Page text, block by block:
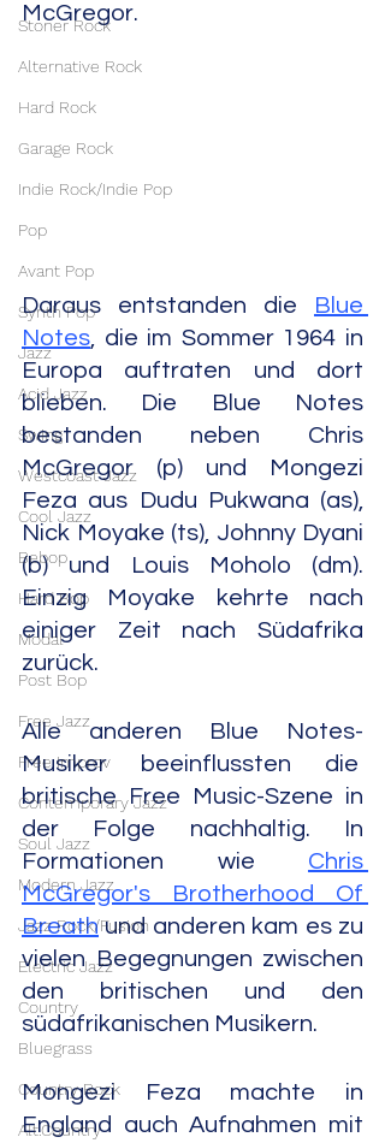
Stoner Rock
Alternative Rock
Hard Rock
Garage Rock
Indie Rock/Indie Pop
Pop
Avant Pop
Synth Pop
Jazz
Acid Jazz
Swing
Westcoast Jazz
Cool Jazz
Bebop
Hard Bop
Modal
Post Bop
Free Jazz
Free Improv
Contemporary Jazz
Soul Jazz
Modern Jazz
Jazz Rock/Fusion
Electric Jazz
Country
Bluegrass
Country Rock
Alt.Country
McGregor.
Daraus entstanden die Blue
Notes , die im Sommer 1964 in
Europa auftraten und dort
blieben. Die Blue Notes
bestanden neben Chris
McGregor (p) und Mongezi
Feza aus Dudu Pukwana (as),
Nick Moyake (ts), Johnny Dyani
(b) und Louis Moholo (dm).
Einzig Moyake kehrte nach
einiger Zeit nach Südafrika
zurück.
Alle anderen Blue Notes-
Musiker beeinflussten die
britische Free Music-Szene in
der Folge nachhaltig. In
Formationen wie Chris
McGregor's Brotherhood Of
Breath und anderen kam es zu
vielen Begegnungen zwischen
den britischen und den
südafrikanischen Musikern.
Mongezi Feza machte in
England auch Aufnahmen mit